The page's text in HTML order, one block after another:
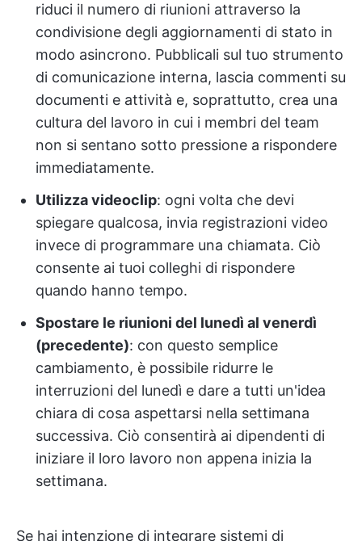
riduci il numero di riunioni attraverso la
condivisione degli aggiornamenti di stato in
modo asincrono. Pubblicali sul tuo strumento
di comunicazione interna, lascia commenti su
documenti e attività e, soprattutto, crea una
cultura del lavoro in cui i membri del team
non si sentano sotto pressione a rispondere
immediatamente.
Utilizza videoclip: ogni volta che devi
spiegare qualcosa, invia registrazioni video
invece di programmare una chiamata. Ciò
consente ai tuoi colleghi di rispondere
quando hanno tempo.
Spostare le riunioni del lunedì al venerdì
(precedente): con questo semplice
cambiamento, è possibile ridurre le
interruzioni del lunedì e dare a tutti un'idea
chiara di cosa aspettarsi nella settimana
successiva. Ciò consentirà ai dipendenti di
iniziare il loro lavoro non appena inizia la
settimana.
Se hai intenzione di integrare sistemi di